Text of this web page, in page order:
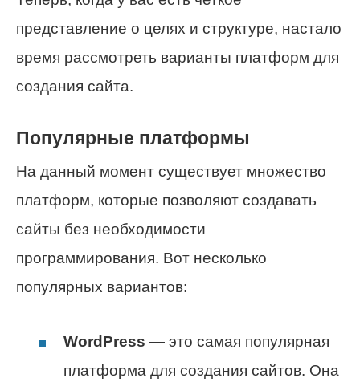
представление о целях и структуре, настало
время рассмотреть варианты платформ для
создания сайта.
Популярные платформы
На данный момент существует множество
платформ, которые позволяют создавать
сайты без необходимости
программирования. Вот несколько
популярных вариантов:
WordPress — это самая популярная
платформа для создания сайтов. Она